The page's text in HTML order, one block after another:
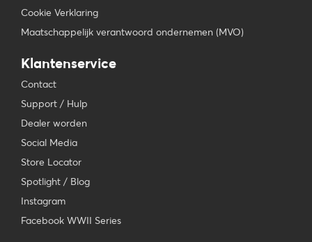
Cookie Verklaring
Maatschappelijk verantwoord ondernemen (MVO)
Klantenservice
Contact
Support / Hulp
Dealer worden
Social Media
Store Locator
Spotlight / Blog
Instagram
Facebook WWII Series